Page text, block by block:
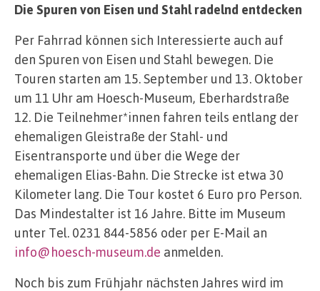
Die Spuren von Eisen und Stahl radelnd entdecken
Per Fahrrad können sich Interessierte auch auf
den Spuren von Eisen und Stahl bewegen. Die
Touren starten am 15. September und 13. Oktober
um 11 Uhr am Hoesch-Museum, Eberhardstraße
12. Die Teilnehmer*innen fahren teils entlang der
ehemaligen Gleistraße der Stahl- und
Eisentransporte und über die Wege der
ehemaligen Elias-Bahn. Die Strecke ist etwa 30
Kilometer lang. Die Tour kostet 6 Euro pro Person.
Das Mindestalter ist 16 Jahre. Bitte im Museum
unter Tel. 0231 844-5856 oder per E-Mail an
info@hoesch-museum.de anmelden.
Noch bis zum Frühjahr nächsten Jahres wird im